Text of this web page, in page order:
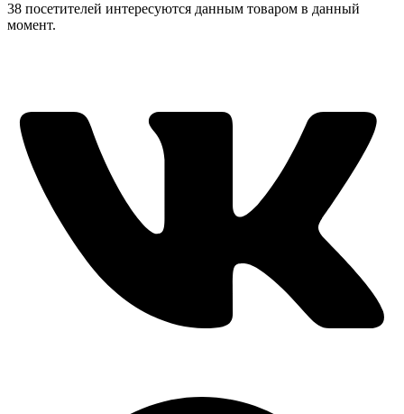
38 посетителей интересуются данным товаром в данный
момент.